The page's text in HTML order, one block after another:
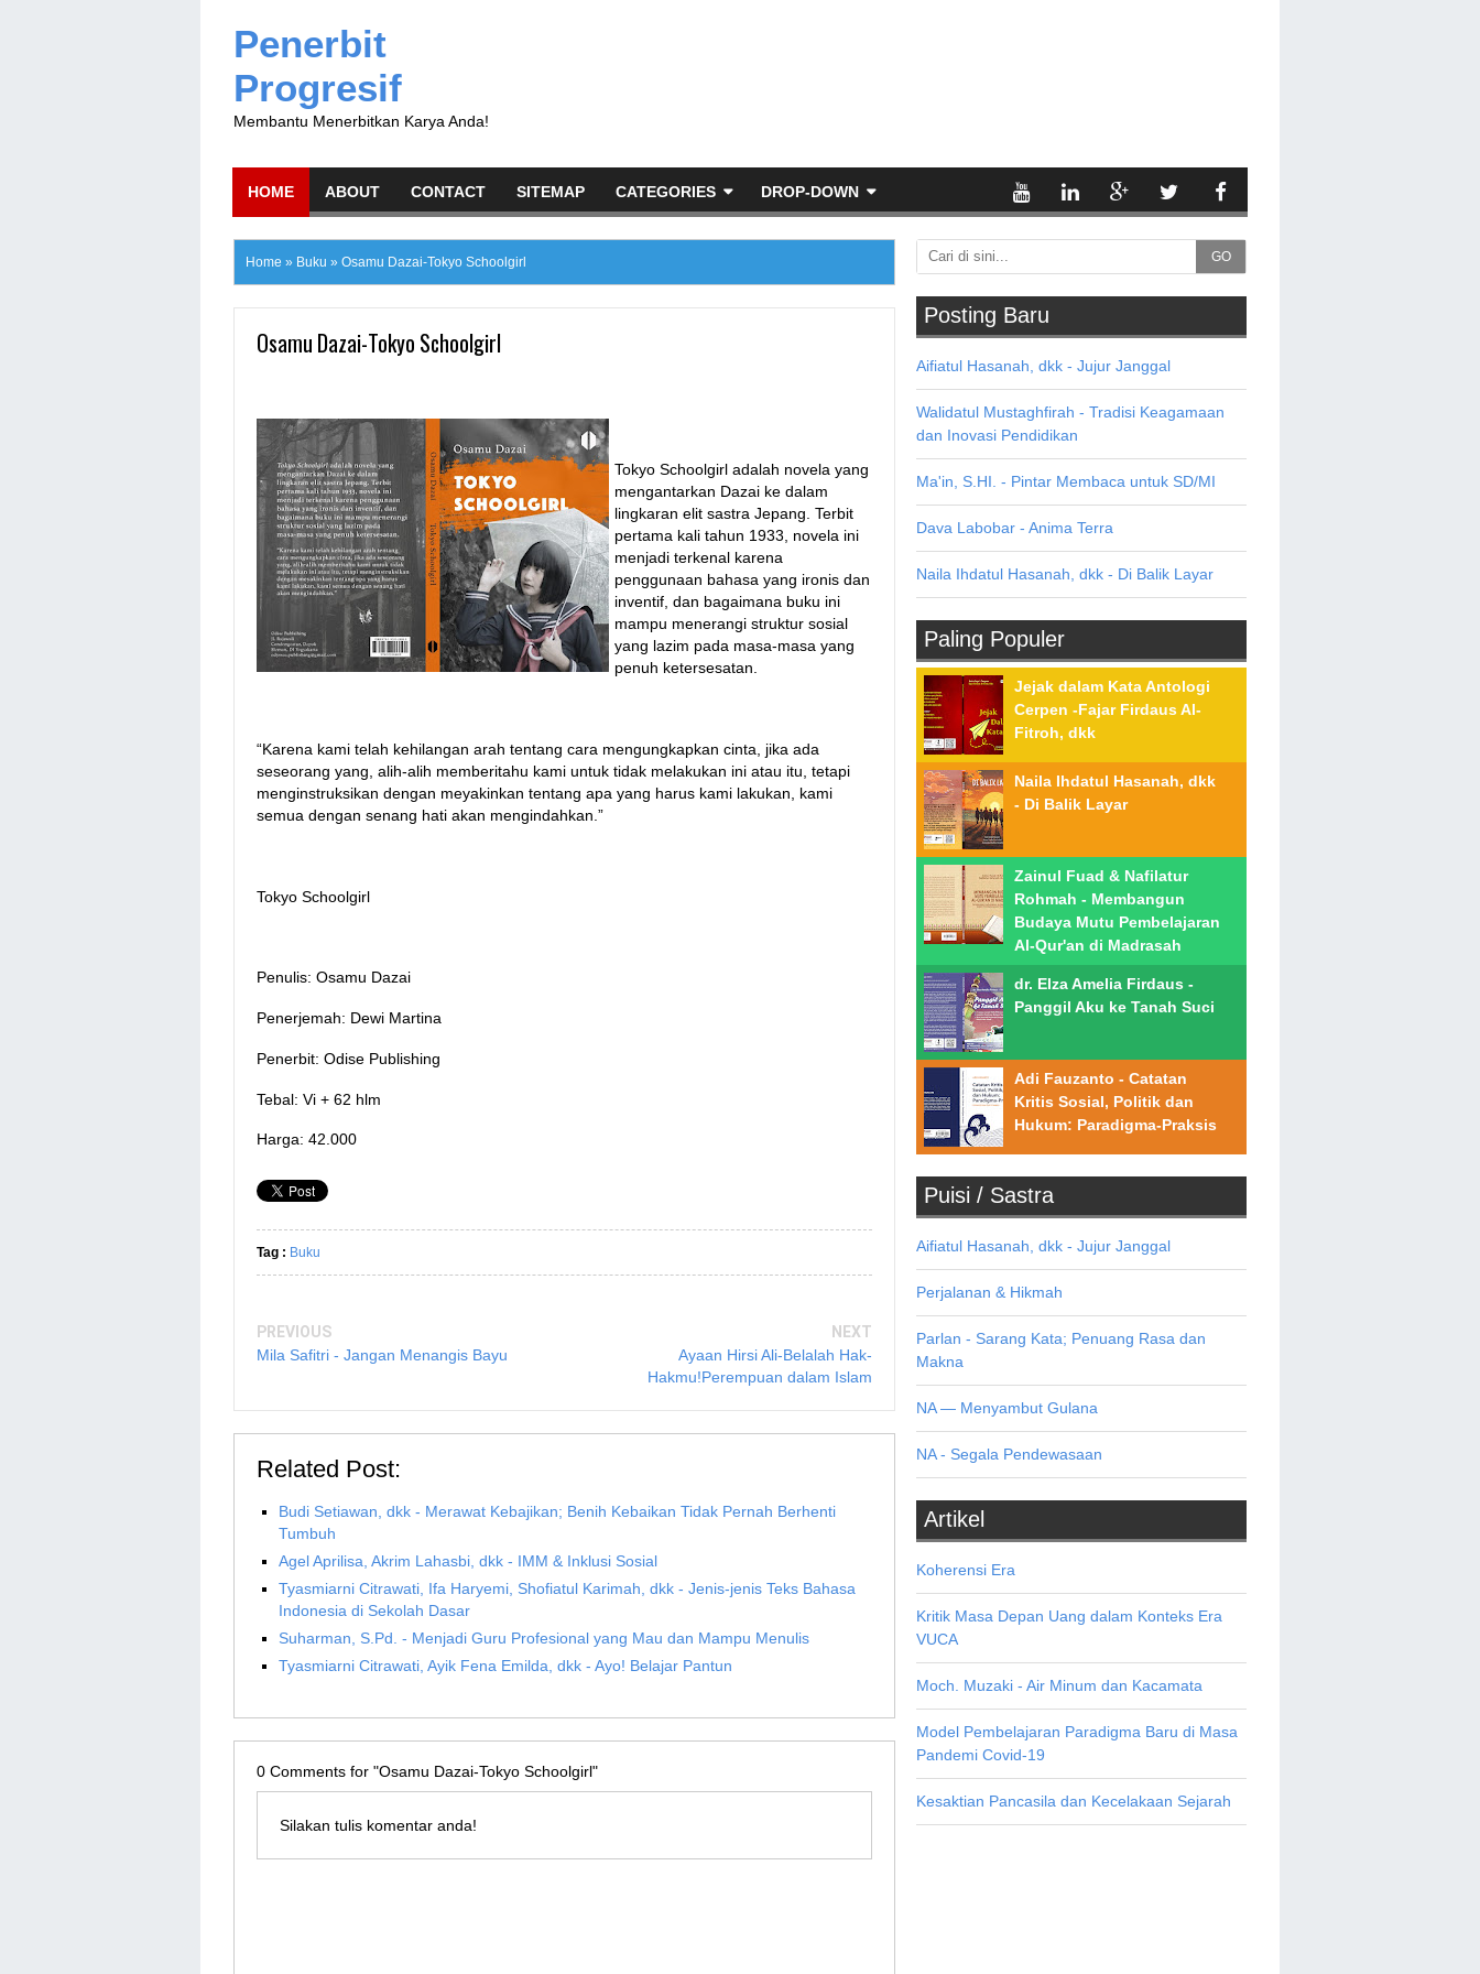
Penerbit
Progresif
Membantu Menerbitkan Karya Anda!
HOME ABOUT CONTACT SITEMAP CATEGORIES DROP-DOWN
Home » Buku » Osamu Dazai-Tokyo Schoolgirl
Osamu Dazai-Tokyo Schoolgirl
Tokyo Schoolgirl adalah novela yang
mengantarkan Dazai ke dalam
lingkaran elit sastra Jepang. Terbit
pertama kali tahun 1933, novela ini
menjadi terkenal karena
penggunaan bahasa yang ironis dan
inventif, dan bagaimana buku ini
mampu menerangi struktur sosial
yang lazim pada masa-masa yang
penuh ketersesatan.
“Karena kami telah kehilangan arah tentang cara mengungkapkan cinta, jika ada
seseorang yang, alih-alih memberitahu kami untuk tidak melakukan ini atau itu, tetapi
menginstruksikan dengan meyakinkan tentang apa yang harus kami lakukan, kami
semua dengan senang hati akan mengindahkan.”
Tokyo Schoolgirl
Penulis: Osamu Dazai
Penerjemah: Dewi Martina
Penerbit: Odise Publishing
Tebal: Vi + 62 hlm
Harga: 42.000
Tag : Buku
PREVIOUS
Mila Safitri - Jangan Menangis Bayu
NEXT
Ayaan Hirsi Ali-Belalah Hak-
Hakmu!Perempuan dalam Islam
Related Post:
Budi Setiawan, dkk - Merawat Kebajikan; Benih Kebaikan Tidak Pernah Berhenti
Tumbuh
Agel Aprilisa, Akrim Lahasbi, dkk - IMM & Inklusi Sosial
Tyasmiarni Citrawati, Ifa Haryemi, Shofiatul Karimah, dkk - Jenis-jenis Teks Bahasa
Indonesia di Sekolah Dasar
Suharman, S.Pd. - Menjadi Guru Profesional yang Mau dan Mampu Menulis
Tyasmiarni Citrawati, Ayik Fena Emilda, dkk - Ayo! Belajar Pantun
0 Comments for "Osamu Dazai-Tokyo Schoolgirl"
Silakan tulis komentar anda!
GO
Posting Baru
Aifiatul Hasanah, dkk - Jujur Janggal
Walidatul Mustaghfirah - Tradisi Keagamaan
dan Inovasi Pendidikan
Ma'in, S.HI. - Pintar Membaca untuk SD/MI
Dava Labobar - Anima Terra
Naila Ihdatul Hasanah, dkk - Di Balik Layar
Paling Populer
Jejak dalam Kata Antologi
Cerpen -Fajar Firdaus Al-
Fitroh, dkk
Naila Ihdatul Hasanah, dkk
- Di Balik Layar
Zainul Fuad & Nafilatur
Rohmah - Membangun
Budaya Mutu Pembelajaran
Al-Qur'an di Madrasah
dr. Elza Amelia Firdaus -
Panggil Aku ke Tanah Suci
Adi Fauzanto - Catatan
Kritis Sosial, Politik dan
Hukum: Paradigma-Praksis
Puisi / Sastra
Aifiatul Hasanah, dkk - Jujur Janggal
Perjalanan & Hikmah
Parlan - Sarang Kata; Penuang Rasa dan
Makna
NA — Menyambut Gulana
NA - Segala Pendewasaan
Artikel
Koherensi Era
Kritik Masa Depan Uang dalam Konteks Era
VUCA
Moch. Muzaki - Air Minum dan Kacamata
Model Pembelajaran Paradigma Baru di Masa
Pandemi Covid-19
Kesaktian Pancasila dan Kecelakaan Sejarah